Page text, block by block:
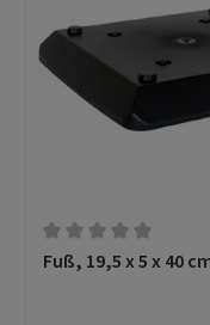
Durchschnittliche
Fuß, 19,5 x 5 x 40